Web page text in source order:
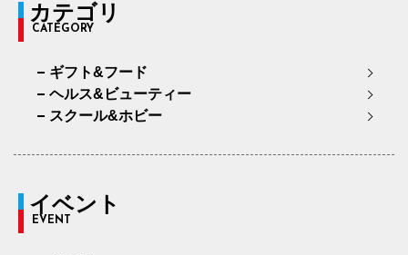
カテゴリ
CATEGORY
ギフト&フード
ヘルス&ビューティー
スクール&ホビー
イベント
EVENT